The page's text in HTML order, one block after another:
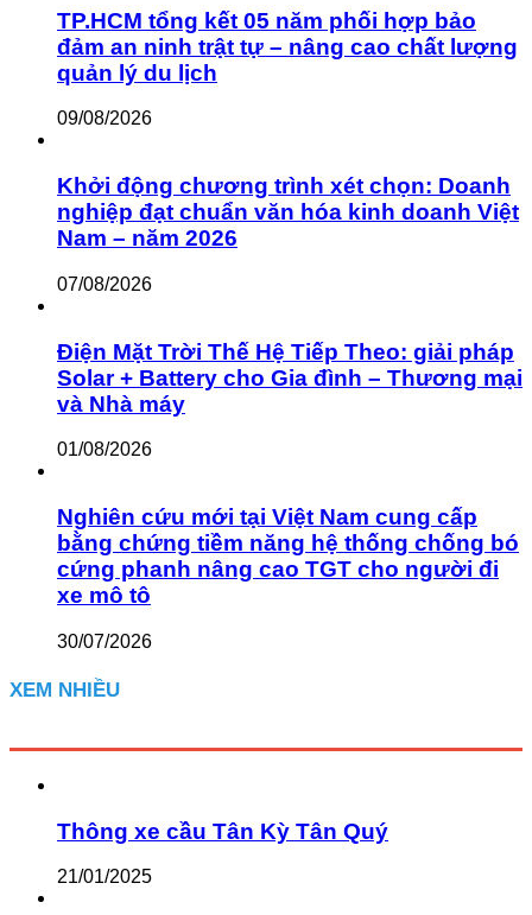
TP.HCM tổng kết 05 năm phối hợp bảo
đảm an ninh trật tự – nâng cao chất lượng
quản lý du lịch
09/08/2026
Khởi động chương trình xét chọn: Doanh
nghiệp đạt chuẩn văn hóa kinh doanh Việt
Nam – năm 2026
07/08/2026
Điện Mặt Trời Thế Hệ Tiếp Theo: giải pháp
Solar + Battery cho Gia đình – Thương mại
và Nhà máy
01/08/2026
Nghiên cứu mới tại Việt Nam cung cấp
bằng chứng tiềm năng hệ thống chống bó
cứng phanh nâng cao TGT cho người đi
xe mô tô
30/07/2026
XEM NHIỀU
Thông xe cầu Tân Kỳ Tân Quý
21/01/2025